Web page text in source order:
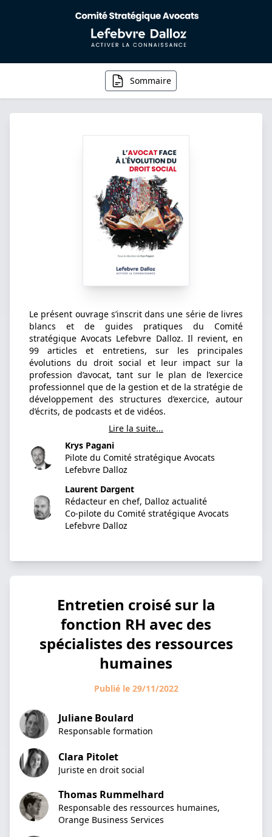
Sommaire
Le présent ouvrage s’inscrit dans une série de livres
blancs et de guides pratiques du Comité
stratégique Avocats Lefebvre Dalloz. Il revient, en
99 articles et entretiens, sur les principales
évolutions du droit social et leur impact sur la
profession d’avocat, tant sur le plan de l’exercice
professionnel que de la gestion et de la stratégie de
développement des structures d’exercice, autour
d’écrits, de podcasts et de vidéos.
Lire la suite...
Krys Pagani
Pilote du Comité stratégique Avocats
Lefebvre Dalloz
Laurent Dargent
Rédacteur en chef, Dalloz actualité
Co-pilote du Comité stratégique Avocats
Lefebvre Dalloz
Entretien croisé sur la
fonction RH avec des
spécialistes des ressources
humaines
Publié le 29/11/2022
Juliane Boulard
Responsable formation
Clara Pitolet
Juriste en droit social
Thomas Rummelhard
Responsable des ressources humaines,
Orange Business Services